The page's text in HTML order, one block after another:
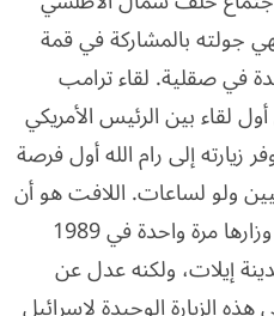
جولته بالمشاركة في قمة
في صقلية. لقاء ترامب
لقاء بين الرئيس الأمريكي
إلى رام الله أول فرصة
ولو لساعات. اللافت هو أن
ترامب لا يعرف إسرائيل أيضا، وزارها مرة واحدة في 1989
إيلات، ولكنه عدل عن